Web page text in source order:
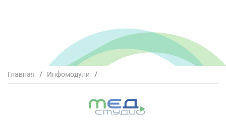
Главная / Инфомодули
/
Научно-практическая онлайн-конференция «Падающий